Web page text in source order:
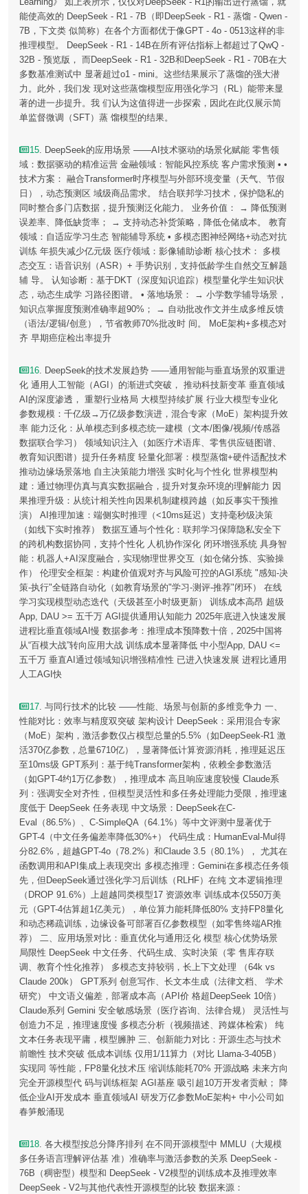
能使高效的 DeepSeek - R1 - 7B（即DeepSeek - R1 - 蒸馏 - Qwen -
7B，下文类 似简称）在各个方面都优于像GPT - 4o - 0513这样的非
推理模型。 DeepSeek - R1 - 14B在所有评估指标上都超过了QwQ -
32B - 预览版， 而DeepSeek - R1 - 32B和DeepSeek - R1 - 70B在大
多数基准测试中 显著超过o1 - mini。这些结果展示了蒸馏的强大潜
力。此外，我们发 现对这些蒸馏模型应用强化学习（RL）能带来显
著的进一步提升。我 们认为这值得进一步探索，因此在此仅展示简
单监督微调（SFT）蒸 馏模型的结果。
15. DeepSeek的应用场景 ——AI技术驱动的场景化赋能 零售领
域：数据驱动的精准运营 金融领域：智能风控系统 客户需求预测 • •
技术方案： 融合Transformer时序模型与外部环境变量（天气、节假
日），动态预测区 域级商品需求。 结合联邦学习技术，保护隐私的
同时整合多门店数据，提升预测泛化能力。 业务价值： → 降低预测
误差率、降低缺货率； → 支持动态补货策略，降低仓储成本。 教育
领域：自适应学习生态 智能辅导系统 • 多模态图神经网络+动态对抗
训练 年损失减少亿元级 医疗领域：影像辅助诊断 核心技术： 多模
态交互：语音识别（ASR）+ 手势识别，支持低龄学生自然交互解题
辅 导。 认知诊断：基于DKT（深度知识追踪）模型量化学生知识状
态，动态生成学 习路径图谱。 • 落地场景： → 小学数学辅导场景，
知识点掌握度预测准确率超90%； → 自动批改作文并生成多维反馈
（语法/逻辑/创意），节省教师70%批改时 间。 MoE架构+多模态对
齐 早期癌症检出率提升
16. DeepSeek的技术发展趋势 ——通用智能与垂直场景的双重进
化 通用人工智能（AGI）的渐进式突破， 推动科技新变革 垂直领域
AI的深度渗透， 重塑行业格局 大模型持续扩展 行业大模型专业化
参数规模：千亿级→万亿级参数演进，混合专家（MoE）架构提升效
率 能力泛化：从单模态到多模态统一建模（文本/图像/视频/传感器
数据联合学习） 领域知识注入（如医疗术语库、零售供应链图谱、
教育知识图谱）提升任务精度 轻量化部署：模型蒸馏+硬件适配技术
推动边缘场景落地 自主决策能力增强 实时化与个性化 世界模型构
建：通过物理仿真与真实数据融合，提升对复杂环境的理解能力 因
果推理升级：从统计相关性向因果机制建模跨越（如反事实干预推
演） AI推理加速：端侧实时推理（<10ms延迟）支持毫秒级决策
（如线下实时推荐） 数据互通与个性化：联邦学习保障隐私安全下
的跨机构数据协同，支持个性化 人机协作深化 闭环增强系统 具身智
能：机器人+AI深度融合，实现物理世界交互（如仓储分拣、实验操
作） 伦理安全框架：构建价值观对齐与风险可控的AGI系统 "感知-决
策-执行"全链路自动化（如教育场景的"学习-测评-推荐"闭环） 在线
学习实现模型动态迭代（天级甚至小时级更新） 训练成本高昂 超级
App, DAU >= 五千万 AGI提供通用认知能力 2025年底进入快速发展
进程比垂直领域AI慢 数据参考：推理成本预降数十倍，2025中国将
从“百模大战”转向应用大战 训练成本显著降低 中小型App, DAU <=
五千万 垂直AI通过领域知识增强精准性 已进入快速发展 进程比通用
人工AGI快
17. 与同行技术的比较 ——性能、场景与创新的多维竞争力 一、
性能对比：效率与精度双突破 架构设计 DeepSeek：采用混合专家
（MoE）架构，激活参数仅占模型总量的5.5%（如DeepSeek-R1 激
活370亿参数，总量6710亿），显著降低计算资源消耗，推理延迟压
至10ms级 GPT系列：基于纯Transformer架构，依赖全参数激活
（如GPT-4约1万亿参数），推理成本 高且响应速度较慢 Claude系
列：强调安全对齐性，但模型灵活性和多任务处理能力受限，推理速
度低于 DeepSeek 任务表现 中文场景：DeepSeek在C-
Eval（86.5%）、C-SimpleQA（64.1%）等中文评测中显著优于
GPT-4（中文任务偏差率降低30%+） 代码生成：HumanEval-Mul得
分82.6%，超越GPT-4o（78.2%）和Claude 3.5（80.1%）， 尤其在
函数调用和API集成上表现突出 多模态推理：Gemini在多模态任务领
先，但DeepSeek通过强化学习后训练（RLHF）在纯 文本逻辑推理
（DROP 91.6%）上超越同类模型17 资源效率 训练成本仅550万美
元（GPT-4估算超1亿美元），单位算力能耗降低80% 支持FP8量化
和动态稀疏训练，边缘设备可部署百亿参数模型（如零售终端AR推
荐） 二、应用场景对比：垂直优化与通用泛化 模型 核心优势场景
局限性 DeepSeek 中文任务、代码生成、实时决策（零 售库存联
调、教育个性化推荐） 多模态支持较弱，长上下文处理 （64k vs
Claude 200k） GPT系列 创意写作、长文本生成（法律文档、 学术
研究） 中文语义偏差，部署成本高（API价 格超DeepSeek 10倍）
Claude系列 Gemini 安全敏感场景（医疗咨询、法律合规） 灵活性与
创造力不足，推理速度慢 多模态分析（视频描述、跨媒体检索） 纯
文本任务表现平庸，模型臃肿 三、创新能力对比：开源生态与技术
前瞻性 技术突破 低成本训练 仅用1/11算力（对比 Llama-3-405B）
实现同 等性能，FP8量化技术压 缩训练能耗70% 开源战略 未来方向
完全开源模型代 码与训练框架 AGI基座 吸引超10万开发者贡献； 降
低企业AI开发成本 垂直领域AI 研发万亿参数MoE架构+ 中小公司如
春笋般涌现
18. 各大模型按总分降序排列 在不同开源模型中 MMLU（大规模
多任务语言理解评估基 准）准确率与激活参数的关系 DeepSeek -
76B（稠密型）模型和 DeepSeek - V2模型的训练成本及推理效率
DeepSeek - V2与其他代表性开源模型的比较 数据来源：